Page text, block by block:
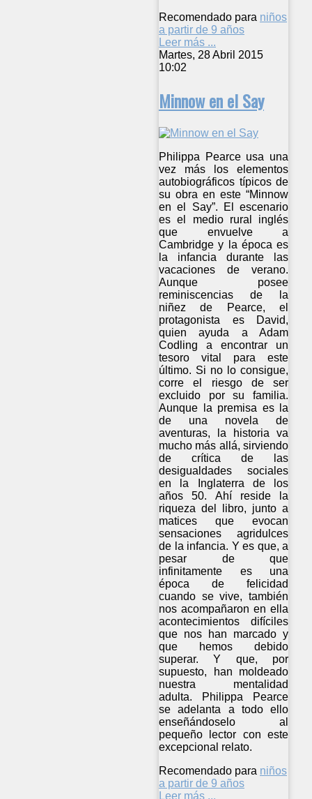
Recomendado para niños
a partir de 9 años
Leer más ...
Martes, 28 Abril 2015
10:02
Minnow en el Say
Philippa Pearce usa una
vez más los elementos
autobiográficos típicos de
su obra en este “Minnow
en el Say”. El escenario
es el medio rural inglés
que envuelve a
Cambridge y la época es
la infancia durante las
vacaciones de verano.
Aunque posee
reminiscencias de la
niñez de Pearce, el
protagonista es David,
quien ayuda a Adam
Codling a encontrar un
tesoro vital para este
último. Si no lo consigue,
corre el riesgo de ser
excluido por su familia.
Aunque la premisa es la
de una novela de
aventuras, la historia va
mucho más allá, sirviendo
de crítica de las
desigualdades sociales
en la Inglaterra de los
años 50. Ahí reside la
riqueza del libro, junto a
matices que evocan
sensaciones agridulces
de la infancia. Y es que, a
pesar de que
infinitamente es una
época de felicidad
cuando se vive, también
nos acompañaron en ella
acontecimientos difíciles
que nos han marcado y
que hemos debido
superar. Y que, por
supuesto, han moldeado
nuestra mentalidad
adulta. Philippa Pearce
se adelanta a todo ello
enseñándoselo al
pequeño lector con este
excepcional relato.
Recomendado para niños
a partir de 9 años
Leer más ...